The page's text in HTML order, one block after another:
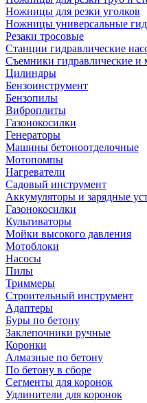
Ножницы для резки уголков
Ножницы универсальные
Резаки тросовые
Станции гидравлические
Съемники гидравлические и
Цилиндры
Бензоинструмент
Бензопилы
Виброплиты
Газонокосилки
Генераторы
Машины бетоноотделочные
Мотопомпы
Нагреватели
Садовый инструмент
Аккумуляторы и зарядные
Газонокосилки
Культиваторы
Мойки высокого давления
Мотоблоки
Насосы
Пилы
Триммеры
Строительный инструмент
Адаптеры
Буры по бетону
Заклепочники ручные
Коронки
Алмазные по бетону
По бетону в сборе
Сегменты для коронок
Удлинители для коронок